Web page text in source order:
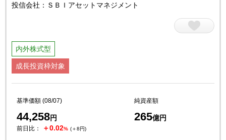
投信会社：ＳＢＩアセットマネジメント
内外株式型
成長投資枠対象
基準価額 (08/07)
44,258円
純資産額
265億円
前日比： ＋0.02% (＋8円)